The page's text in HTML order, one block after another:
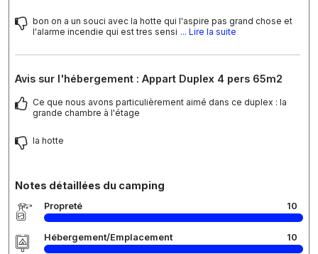
bon on a un souci avec la hotte qui l'aspire pas grand chose et
l'alarme incendie qui est tres sensi ... Lire la suite
Avis sur l'hébergement : Appart Duplex 4 pers 65m2
Ce que nous avons particulièrement aimé dans ce duplex : la
grande chambre à l'étage
la hotte
Notes détaillées du camping
Propreté 10
Hébergement/Emplacement 10